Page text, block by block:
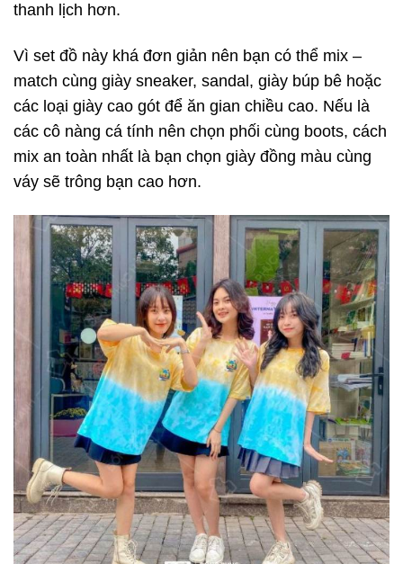
thanh lịch hơn.
Vì set đồ này khá đơn giản nên bạn có thể mix –
match cùng giày sneaker, sandal, giày búp bê hoặc
các loại giày cao gót để ăn gian chiều cao. Nếu là
các cô nàng cá tính nên chọn phối cùng boots, cách
mix an toàn nhất là bạn chọn giày đồng màu cùng
váy sẽ trông bạn cao hơn.